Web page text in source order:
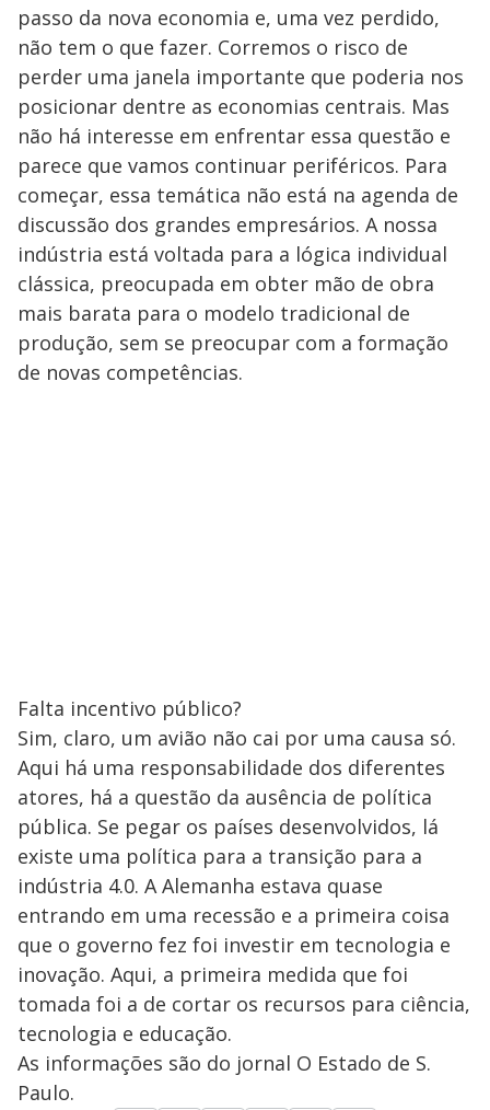
passo da nova economia e, uma vez perdido,
não tem o que fazer. Corremos o risco de
perder uma janela importante que poderia nos
posicionar dentre as economias centrais. Mas
não há interesse em enfrentar essa questão e
parece que vamos continuar periféricos. Para
começar, essa temática não está na agenda de
discussão dos grandes empresários. A nossa
indústria está voltada para a lógica individual
clássica, preocupada em obter mão de obra
mais barata para o modelo tradicional de
produção, sem se preocupar com a formação
de novas competências.
Falta incentivo público?
Sim, claro, um avião não cai por uma causa só.
Aqui há uma responsabilidade dos diferentes
atores, há a questão da ausência de política
pública. Se pegar os países desenvolvidos, lá
existe uma política para a transição para a
indústria 4.0. A Alemanha estava quase
entrando em uma recessão e a primeira coisa
que o governo fez foi investir em tecnologia e
inovação. Aqui, a primeira medida que foi
tomada foi a de cortar os recursos para ciência,
tecnologia e educação.
As informações são do jornal O Estado de S.
Paulo.